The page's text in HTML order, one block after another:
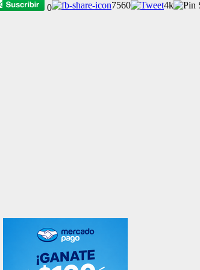
0 7560
4k